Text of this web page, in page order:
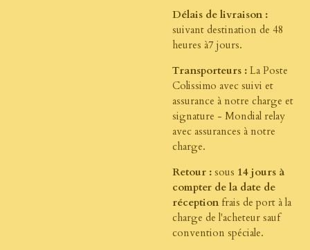
Délais de livraison :
suivant destination de 48
heures à7 jours.
Transporteurs : La Poste
Colissimo avec suivi et
assurance à notre charge et
signature - Mondial relay
avec assurances à notre
charge.
Retour : sous 14 jours à
compter de la date de
réception frais de port à la
charge de l'acheteur sauf
convention spéciale.